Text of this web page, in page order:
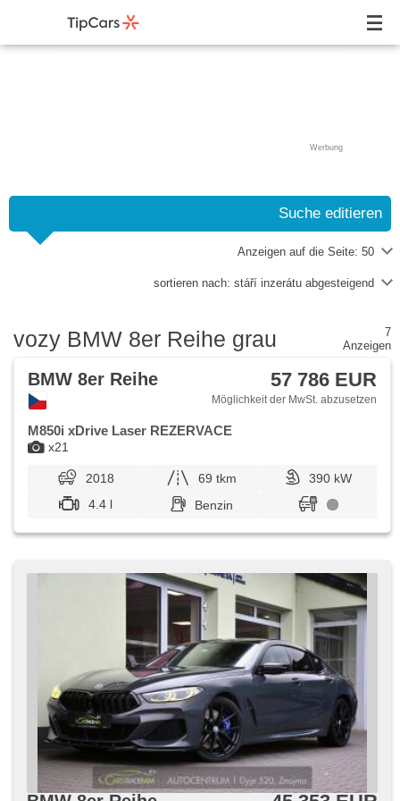
Werbung
Suche editieren
Anzeigen auf die Seite: 50
sortieren nach: stáří inzerátu abgesteigend
vozy BMW 8er Reihe grau
7
Anzeigen
x21
BMW 8er Reihe 57 786 EUR
Möglichkeit der MwSt. abzusetzen
M850i xDrive Laser REZERVACE
2018 69 tkm
390 kW
4.4 l
Benzin